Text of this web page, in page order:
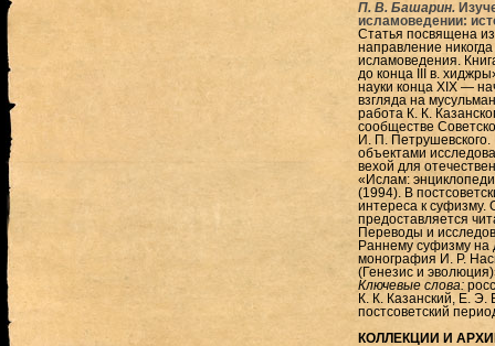
П. В. Башарин.
исламоведении:
Статья посвящена
направление
исламоведения.
до конца III в.
науки конца XIX —
взгляда на
работа К. К.
сообществе
И. П. Петрушевского.
объектами
вехой для
«Ислам:
(1994). В
интереса к
предоставляется
Переводы и
Раннему суфизму
монография И. Р.
(Генезис и
Ключевые слова:
К. К. Казанский, Е.
постсоветский
КОЛЛЕКЦИИ И